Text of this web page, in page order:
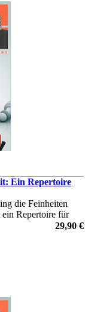
Ein Repertoire
die Feinheiten
ein Repertoire für
29,90 €